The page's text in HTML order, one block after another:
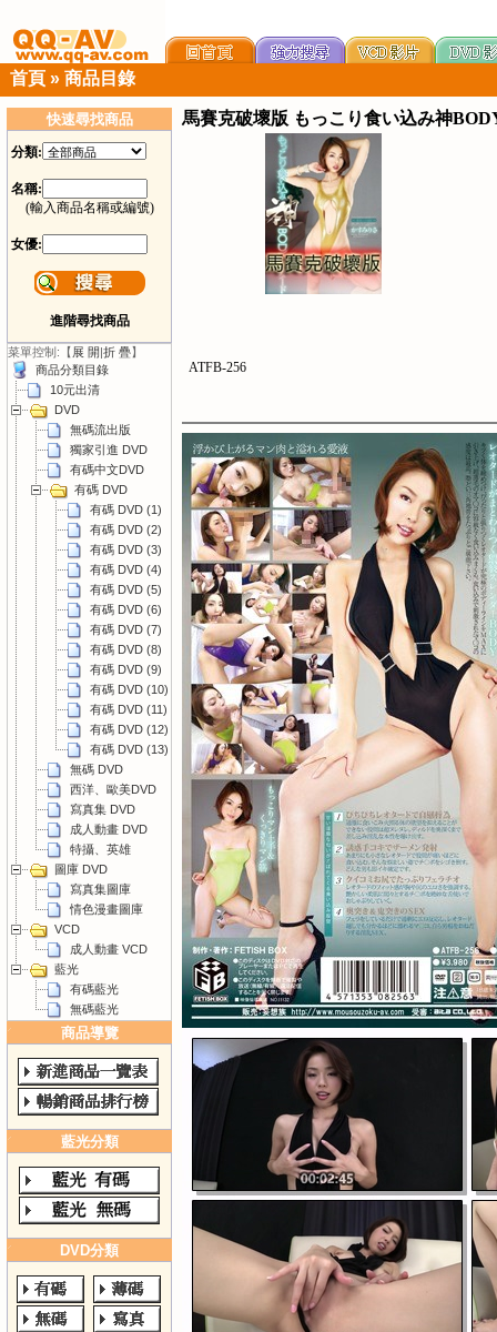
首頁 » 商品目錄
快速尋找商品
分類:
名稱:
(輸入商品名稱或編號)
女優:
進階尋找商品
菜單控制:【展 開|折 疊】
商品分類目錄
10元出清
DVD
無碼流出版
獨家引進 DVD
有碼中文DVD
有碼 DVD
有碼 DVD (1)
有碼 DVD (2)
有碼 DVD (3)
有碼 DVD (4)
有碼 DVD (5)
有碼 DVD (6)
有碼 DVD (7)
有碼 DVD (8)
有碼 DVD (9)
有碼 DVD (10)
有碼 DVD (11)
有碼 DVD (12)
有碼 DVD (13)
無碼 DVD
西洋、歐美DVD
寫真集 DVD
成人動畫 DVD
特攝、英雄
圖庫 DVD
寫真集圖庫
情色漫畫圖庫
VCD
成人動畫 VCD
藍光
有碼藍光
無碼藍光
商品導覽
藍光分類
DVD分類
馬賽克破壞版 もっこり食い込み神
ATFB-256